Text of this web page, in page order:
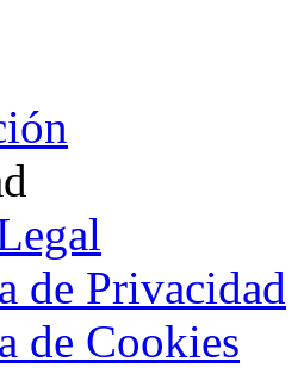
de Privacidad
de Cookies